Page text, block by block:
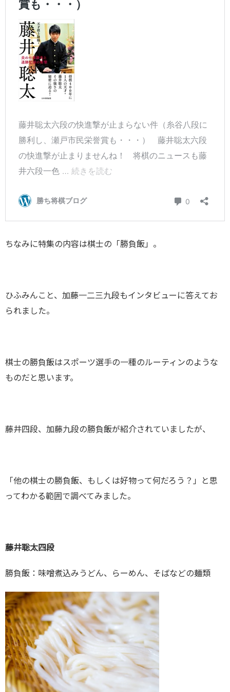
ちなみに特集の内容は棋士の「勝負飯」。
ひふみんこと、加藤一二三九段もインタビューに答えてお
られました。
棋士の勝負飯はスポーツ選手の一種のルーティンのような
ものだと思います。
藤井四段、加藤九段の勝負飯が紹介されていましたが、
「他の棋士の勝負飯、もしくは好物って何だろう？」と思
ってわかる範囲で調べてみました。
藤井聡太四段
勝負飯：味噌煮込みうどん、らーめん、そばなどの麺類